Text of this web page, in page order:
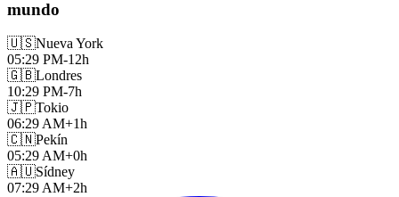
mundo
🇺🇸Nueva York
05:29 PM-12h
🇬🇧Londres
10:29 PM-7h
🇯🇵Tokio
06:29 AM+1h
🇨🇳Pekín
05:29 AM+0h
🇦🇺Sídney
07:29 AM+2h